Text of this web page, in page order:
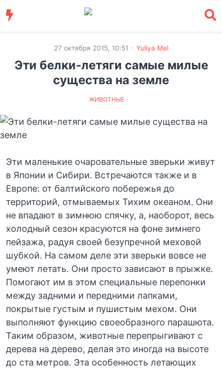
27 октября 2015, 10:51 · Yuliya Mel
Эти белки-летяги самые милые
существа на земле
ЖИВОТНЫЕ
Эти маленькие очаровательные зверьки живут
в Японии и Сибири. Встречаются также и в
Европе: от балтийского побережья до
территорий, отмываемых Тихим океаном. Они
не впадают в зимнюю спячку, а, наоборот, весь
холодный сезон красуются на фоне зимнего
пейзажа, радуя своей безупречной меховой
шубкой. На самом деле эти зверьки вовсе не
умеют летать. Они просто зависают в прыжке.
Помогают им в этом специальные перепонки
между задними и передними лапками,
покрытые густым и пушистым мехом. Они
выполняют функцию своеобразного парашюта.
Таким образом, животные перепрыгивают с
дерева на дерево, делая это иногда на высоте
до ста метров. Эта особенность летающих